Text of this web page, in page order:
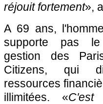
réjouit fortement»,
A 69 ans,
supporte pas
gestion des
Citizens, qui
ressources
illimitées. «